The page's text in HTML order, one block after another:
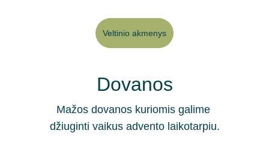
Veltinio akmenys
Dovanos
Mažos dovanos kuriomis galime
džiuginti vaikus advento laikotarpiu.